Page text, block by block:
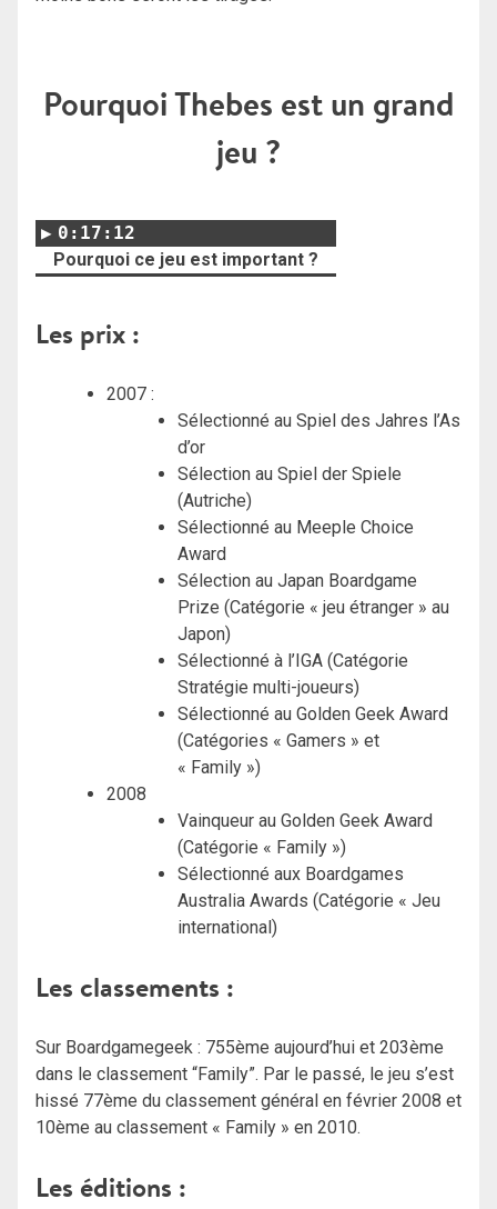
Pourquoi Thebes est un grand
jeu ?
0:17:12
Pourquoi ce jeu est important ?
Les prix :
2007 :
Sélectionné au Spiel des Jahres l’As
d’or
Sélection au Spiel der Spiele
(Autriche)
Sélectionné au Meeple Choice
Award
Sélection au Japan Boardgame
Prize (Catégorie « jeu étranger » au
Japon)
Sélectionné à l’IGA (Catégorie
Stratégie multi-joueurs)
Sélectionné au Golden Geek Award
(Catégories « Gamers » et
« Family »)
2008
Vainqueur au Golden Geek Award
(Catégorie « Family »)
Sélectionné aux Boardgames
Australia Awards (Catégorie « Jeu
international)
Les classements :
Sur Boardgamegeek : 755ème aujourd’hui et 203ème
dans le classement “Family”. Par le passé, le jeu s’est
hissé 77ème du classement général en février 2008 et
10ème au classement « Family » en 2010.
Les éditions :